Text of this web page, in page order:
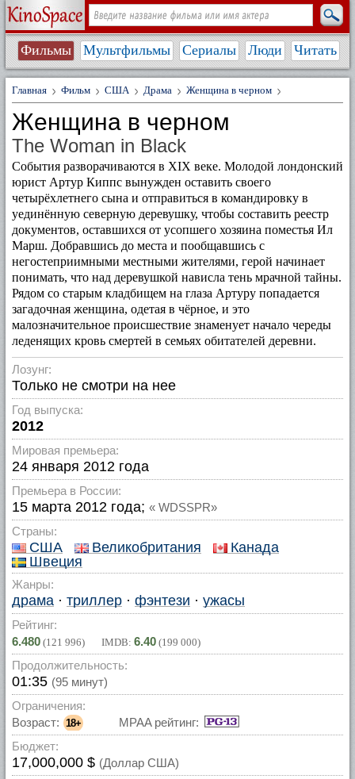
Фильмы Мультфильмы Сериалы Люди Читать
Главная Фильм США Драма Женщина в черном
Женщина в черном
The Woman in Black
События разворачиваются в XIX веке. Молодой лондонский
юрист Артур Киппс вынужден оставить своего
четырёхлетнего сына и отправиться в командировку в
уединённую северную деревушку, чтобы составить реестр
документов, оставшихся от усопшего хозяина поместья Ил
Марш. Добравшись до места и пообщавшись с
негостеприимными местными жителями, герой начинает
понимать, что над деревушкой нависла тень мрачной тайны.
Рядом со старым кладбищем на глаза Артуру попадается
загадочная женщина, одетая в чёрное, и это
малозначительное происшествие знаменует начало череды
леденящих кровь смертей в семьях обитателей деревни.
Лозунг:
Только не смотри на нее
Год выпуска:
2012
Мировая премьера:
24 января 2012 года
Премьера в России:
15 марта 2012 года; « WDSSPR»
Страны:
США Великобритания
Канада
Швеция
Жанры:
драма · триллер · фэнтези · ужасы
Рейтинг:
6.480 (121 996) IMDB: 6.40 (199 000)
Продолжительность:
01:35 (95 минут)
Ограничения:
Возраст: 18+
MPAA рейтинг:
Бюджет:
17,000,000 $ (Доллар США)